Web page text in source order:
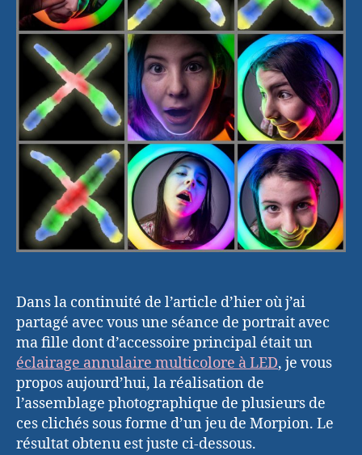
jeu
de
morpion
Dans la continuité de l’article d’hier où j’ai
partagé avec vous une séance de portrait avec
ma fille dont d’accessoire principal était un
éclairage annulaire multicolore à LED, je vous
propos aujourd’hui, la réalisation de
l’assemblage photographique de plusieurs de
ces clichés sous forme d’un jeu de Morpion. Le
résultat obtenu est juste ci-dessous.